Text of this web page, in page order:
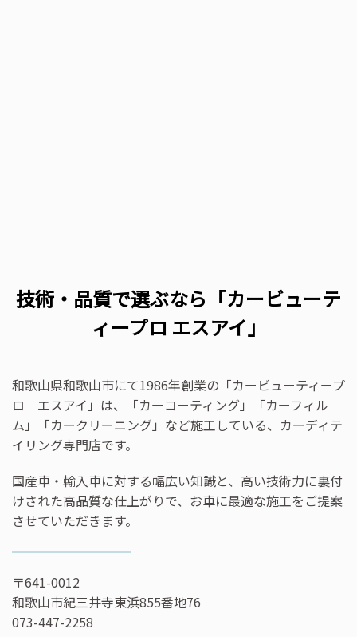
技術・品質で選ぶなら「カービューテ
ィープロ エスアイ」
和歌山県和歌山市にて1986年創業の「カービューティープ
ロ エスアイ」は、「カーコーティング」「カーフィル
ム」「カークリーニング」など施工している、カーディテ
イリング専門店です。
国産車・輸入車に対する幅広い知識と、高い技術力に裏付
けされた高品質な仕上がりで、お車に最適な施工をご提案
させていただきます。
〒641-0012
和歌山市紀三井寺東浜855番地76
073-447-2258